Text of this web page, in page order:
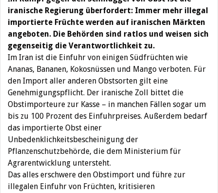
iranische Regierung überfordert: Immer mehr illegal
importierte Früchte werden auf iranischen Märkten
angeboten. Die Behörden sind ratlos und weisen sich
gegenseitig die Verantwortlichkeit zu.
Im Iran ist die Einfuhr von einigen Südfrüchten wie
Ananas, Bananen, Kokosnüssen und Mango verboten. Für
den Import aller anderen Obstsorten gilt eine
Genehmigungspflicht. Der iranische Zoll bittet die
Obstimporteure zur Kasse – in manchen Fällen sogar um
bis zu 100 Prozent des Einfuhrpreises. Außerdem bedarf
das importierte Obst einer
Unbedenklichkeitsbescheinigung der
Pflanzenschutzbehörde, die dem Ministerium für
Agrarentwicklung untersteht.
Das alles erschwere den Obstimport und führe zur
illegalen Einfuhr von Früchten, kritisieren